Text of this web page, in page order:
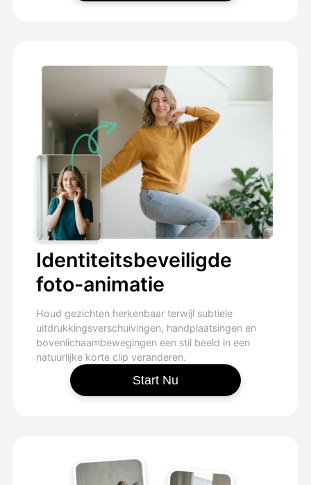
Identiteitsbeveiligde
foto-animatie
Houd gezichten herkenbaar terwijl subtiele
uitdrukkingsverschuivingen, handplaatsingen en
bovenlichaambewegingen een stil beeld in een
natuurlijke korte clip veranderen.
Start Nu